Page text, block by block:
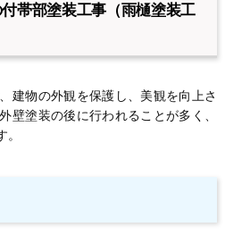
帯部塗装工事（雨樋塗装工
建物の外観を保護し、美観を向上さ
壁塗装の後に行われることが多く、